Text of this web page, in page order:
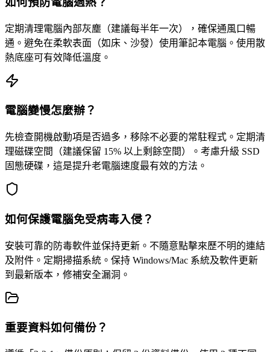
定期清理電腦內部灰塵（建議每半年一次），確保通風口暢
通。避免在柔軟表面（如床、沙發）使用筆記本電腦。使用散
熱底座可有效降低溫度。
電腦變慢怎麼辦？
先檢查開機啟動項是否過多，移除不必要的常駐程式。定期清
理磁碟空間（建議保留 15% 以上剩餘空間）。考慮升級 SSD
固態硬碟，這是提升老電腦速度最有效的方法。
如何保護電腦免受病毒入侵？
安裝可靠的防毒軟件並保持更新。不隨意點擊來歷不明的連結
及附件。定期掃描系統。保持 Windows/Mac 系統及軟件更新
到最新版本，修補安全漏洞。
重要資料如何備份？